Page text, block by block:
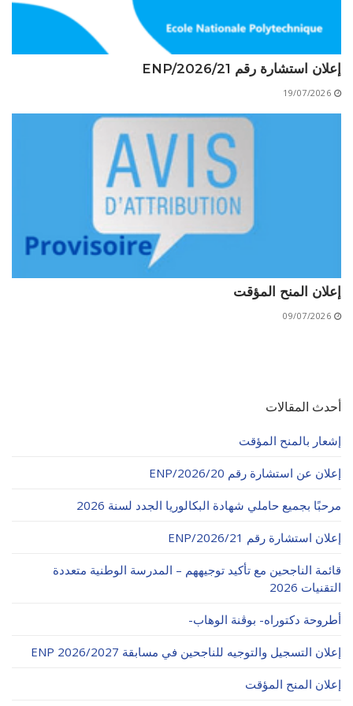
إعلان استشارة رقم 21/ENP/2026
19/07/2026
إعلان المنح المؤقت
09/07/2026
أحدث المقالات
إشعار بالمنح المؤقت
إعلان عن استشارة رقم 20/ENP/2026
مرحبًا بجميع حاملي شهادة البكالوريا الجدد لسنة 2026
إعلان استشارة رقم 21/ENP/2026
قائمة الناجحين مع تأكيد توجيههم – المدرسة الوطنية متعددة
التقنيات 2026
أطروحة دكتوراه- بوڨنة الوهاب-
إعلان التسجيل والتوجيه للناجحين في مسابقة ENP 2026/2027
إعلان المنح المؤقت